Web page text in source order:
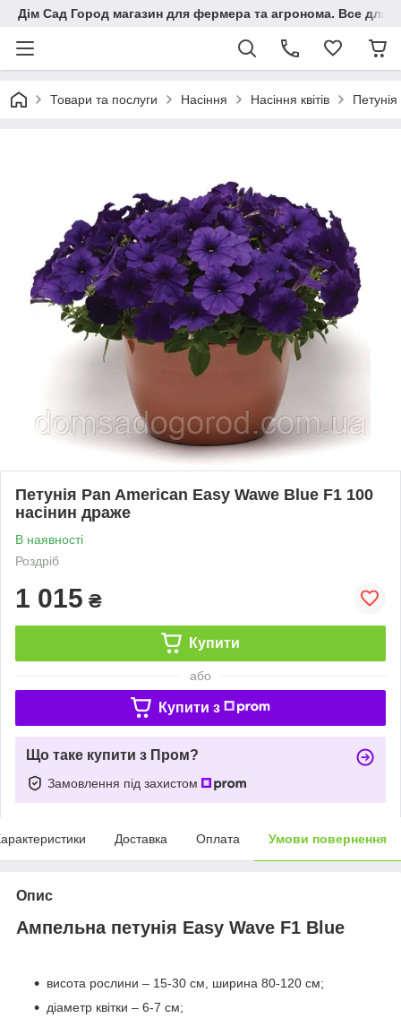
Дім Сад Город магазин для фермера та агронома. Все для
Товари та послуги Насіння Насіння квітів
Петунія Pan American Easy Wawe Blue F1 100
насінин драже
В наявності
Роздріб
1 015 ₴
Купити
або
Купити з
Що таке купити з Пром?
Замовлення під захистом
Доставка Оплата Умови повернення
Опис
Ампельна петунія Easy Wave F1 Blue
висота рослини – 15-30 см, ширина 80-120 см;
діаметр квітки – 6-7 см;